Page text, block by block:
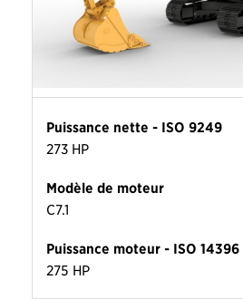
Puissance nette - ISO 9249
273 HP
Modèle de moteur
C7.1
Puissance moteur - ISO 14396
275 HP